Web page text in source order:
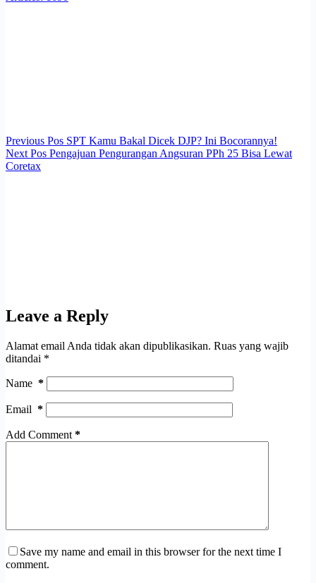
Previous Pos SPT Kamu Bakal Dicek DJP? Ini Bocorannya!
Next Pos Pengajuan Pengurangan Angsuran PPh 25 Bisa Lewat
Coretax
Leave a Reply
Alamat email Anda tidak akan dipublikasikan. Ruas yang wajib
ditandai *
Name *
Email *
Add Comment *
Save my name and email in this browser for the next time I
comment.